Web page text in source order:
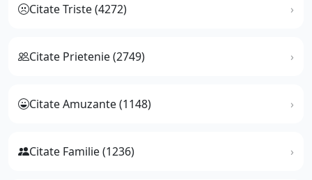
Citate Triste (4272)
Citate Prietenie (2749)
Citate Amuzante (1148)
Citate Familie (1236)